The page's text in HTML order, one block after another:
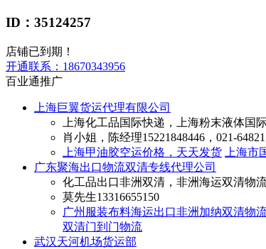
ID：35124257
店铺已到期！
开通联系： 18670343956
百业通推广
上海巨翼货运代理有限公司
上海化工品国际快递，上海粉末液体国
肖小姐，陈经理15221848446，021-
上海甲油胶空运价格，天天发货 上海市
广东聚海出口物流双清专线代理公司
化工品出口非洲双清，非洲海运双清物
莫先生13316655150
广州服装布料海运出口非洲加纳双清物
双清门到门物流
武汉天河机场货运部